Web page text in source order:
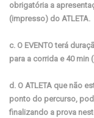
obrigatória a
(impresso) do ATLETA.
c. O EVENTO terá
para a corrida e 40 min
d. O ATLETA que não
ponto do percurso,
finalizando a prova